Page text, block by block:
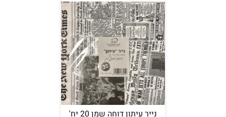
נייר עיתון דוחה שמן 20 יח'